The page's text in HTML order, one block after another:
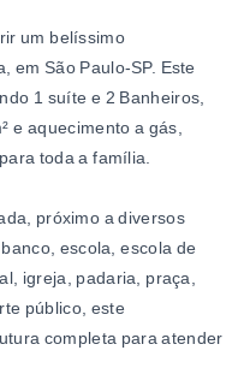
um belíssimo
em São Paulo-SP. Este
1 suíte e 2 Banheiros,
e aquecimento a gás,
toda a família.
próximo a diversos
escola, escola de
igreja, padaria, praça,
público, este
completa para atender